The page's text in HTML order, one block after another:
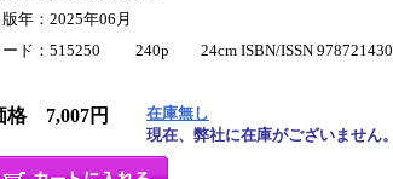
年：2025年06月
ード：515250 240p 24cm ISBN/ISSN
格 7,007円
在庫無し
現在、弊社に在庫がございません